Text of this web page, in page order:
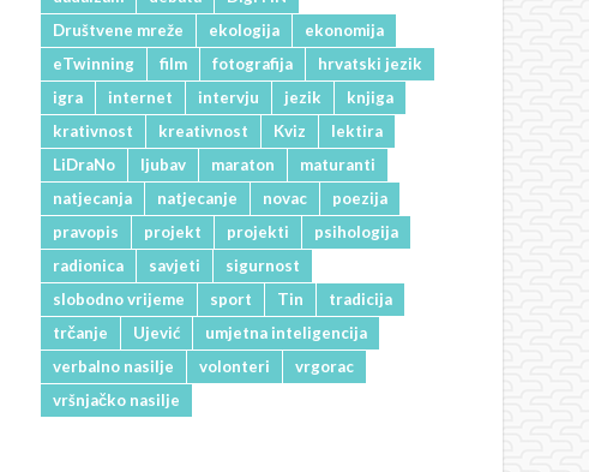
Društvene mreže
ekologija
ekonomija
eTwinning
film fotografija
hrvatski jezik
igra
internet intervju jezik
knjiga
krativnost
kreativnost Kviz
lektira
LiDraNo
ljubav maraton
maturanti
natjecanja
natjecanje novac
poezija
pravopis
projekt projekti
psihologija
radionica
savjeti
sigurnost
slobodno vrijeme
sport Tin
tradicija
trčanje
Ujević
umjetna inteligencija
verbalno nasilje
volonteri
vrgorac
vršnjačko nasilje